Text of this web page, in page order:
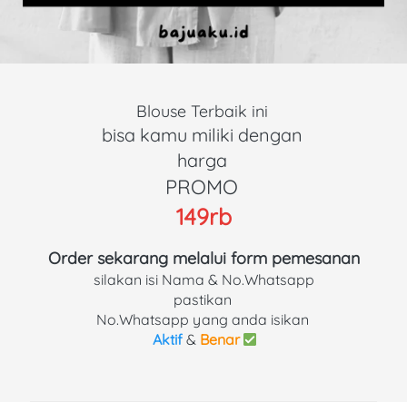
Blouse Terbaik ini
bisa kamu miliki dengan
harga
PROMO
149rb
Order sekarang melalui form pemesanan
silakan isi Nama & No.Whatsapp
pastikan
No.Whatsapp yang anda isikan
Aktif & Benar